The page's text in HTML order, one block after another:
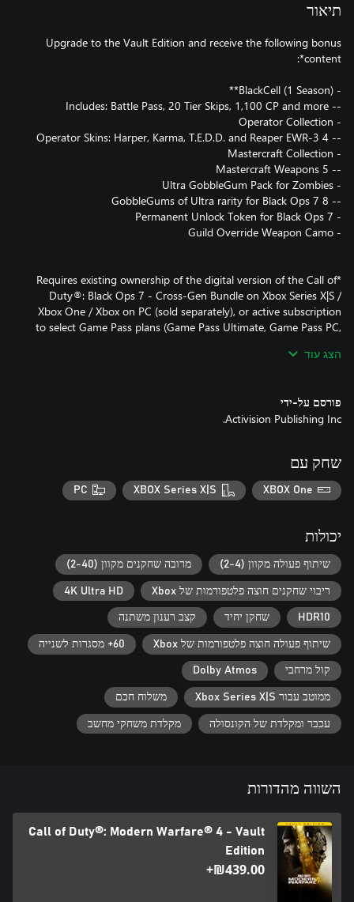
תיאור
Upgrade to the Vault Edition and receive the following bonus
*Requires existing ownership of the digital version of the Call of
Duty®: Black Ops 7 - Cross-Gen Bundle on Xbox Series X|S /
Xbox One / Xbox on PC (sold separately), or active subscription
to select Game Pass plans (Game Pass Ultimate, Game Pass PC,
contains software technology licensed from Id Software ('Id
Technology'). Id Technology © 1999-2026 Id Software, Inc.
הצג עוד
פורסם על-ידי
Activision Publishing Inc.
שחק עם
XBOX One
XBOX Series X|S
PC
יכולות
שיתוף פעולה מקוון (2-4) מרובה שחקנים מקוון (2-40)
ריבוי שחקנים חוצה פלטפורמות של Xbox 4K Ultra HD
HDR10 שחקן יחיד קצב רענון משתנה
שיתוף פעולה חוצה פלטפורמות של Xbox 60+ מסגרות לשנייה
קול מרחבי Dolby Atmos
ממוטב עבור Xbox Series X|S משלוח חכם
עכבר ומקלדת של הקונסולה מקלדת משחקי מחשב
השווה מהדורות
Call of Duty®: Modern Warfare® 4 - Vault
Edition
‪₪‎439.00‬+